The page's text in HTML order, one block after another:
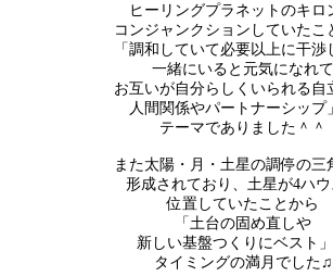
ヒーリングプラネットのキロ
コンジャンクションしていたこ
「調和していて必要以上に干渉
一緒にいると元気になれて
お互いが自分らしくいられる自
人間関係やパートナーシップ
テーマでありました＾＾
また太陽・月・土星の調停の三
形成されており、土星が4ハウ
位置していたことから
「土台の固め直しや
新しい基盤つくりにベスト
タイミングの満月でした♫